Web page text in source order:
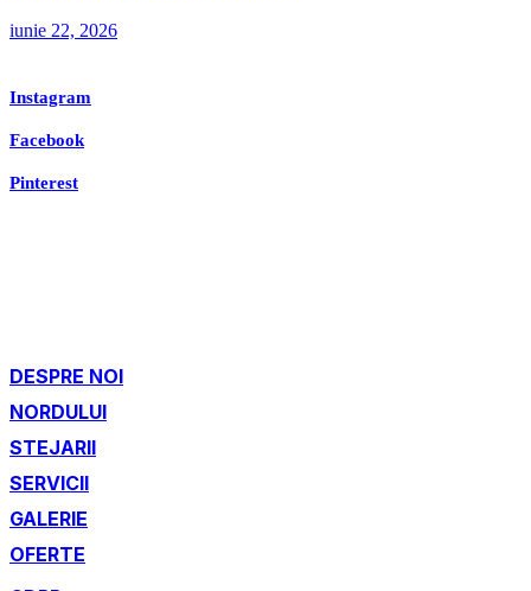
iunie 22, 2026
Instagram
Facebook
Pinterest
DESPRE NOI
NORDULUI
STEJARII
SERVICII
GALERIE
OFERTE